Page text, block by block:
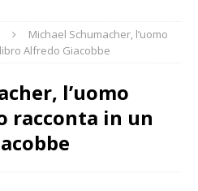
Michael Schumacher, l’uomo
Alfredo Giacobbe
l’uomo
racconta in un